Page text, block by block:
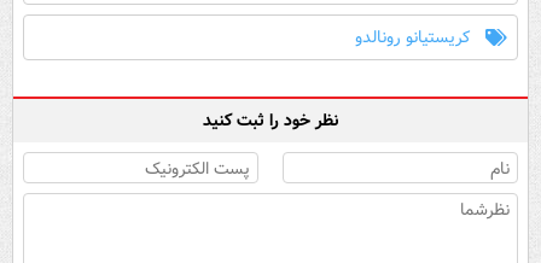
کریستیانو رونالدو
نظر خود را ثبت کنید